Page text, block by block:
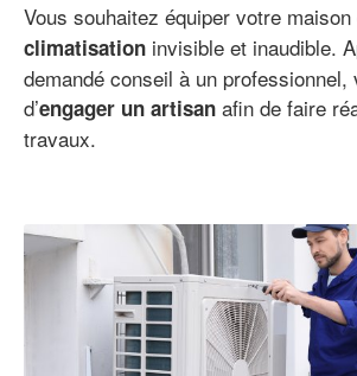
Vous souhaitez équiper votre maison
climatisation invisible et inaudible.
demandé conseil à un
d’engager un artisan afin de faire
travaux.